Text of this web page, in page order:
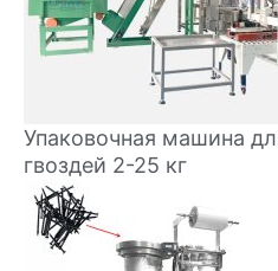
Упаковочная машина
гвоздей 2-25 кг